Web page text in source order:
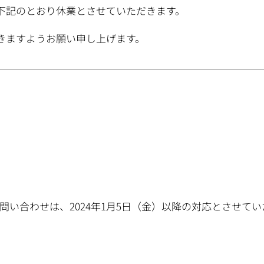
のとおり休業とさせていただきます。
すようお願い申し上げます。
い合わせは、2024年1月5日（金）以降の対応とさせて